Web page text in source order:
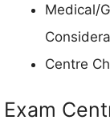
Medical/
Centre
Exam